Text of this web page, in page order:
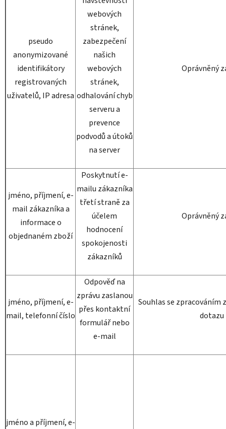
pseudo
anonymizované
identifikátory
registrovaných
uživatelů, IP adresa
webových
stránek,
zabezpečení
našich
webových
stránek,
odhalování chyb
serveru a
prevence
podvodů a útoků
na server
Oprávněný
jméno, příjmení, e-
mail zákazníka a
informace o
objednaném zboží
Poskytnutí e-
mailu zákazníka
třetí straně za
účelem
hodnocení
spokojenosti
zákazníků
Oprávněný
jméno, příjmení, e-
mail, telefonní číslo
Odpověď na
zprávu zaslanou
přes kontaktní
formulář nebo
e-mail
Souhlas se zpracováním
dotazu
jméno a příjmení, e-